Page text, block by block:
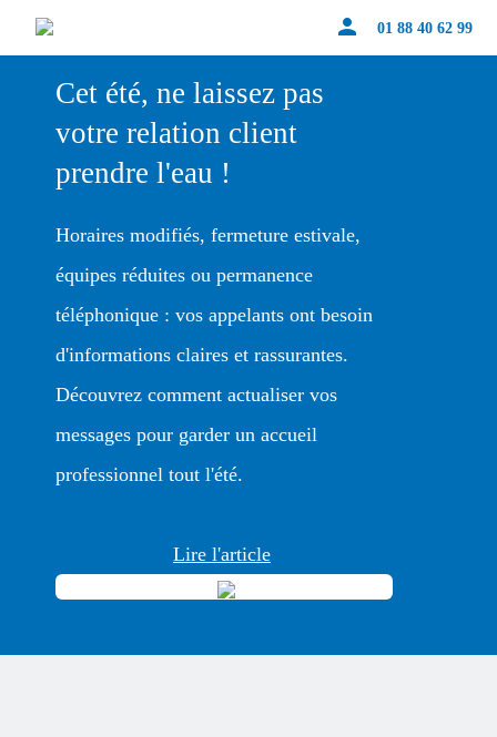
person 01 88 40 62 99
Cet été, ne laissez pas
votre relation client
prendre l'eau !
Horaires modifiés, fermeture estivale,
équipes réduites ou permanence
téléphonique : vos appelants ont besoin
d'informations claires et rassurantes.
Découvrez comment actualiser vos
messages pour garder un accueil
professionnel tout l'été.
Lire l'article